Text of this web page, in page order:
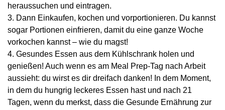
heraussuchen und eintragen.
Dann Einkaufen, kochen und vorportionieren. Du kannst
sogar Portionen einfrieren, damit du eine ganze Woche
vorkochen kannst – wie du magst!
Gesundes Essen aus dem Kühlschrank holen und
genießen! Auch wenn es am Meal Prep-Tag nach Arbeit
aussieht: du wirst es dir dreifach danken! In dem Moment,
in dem du hungrig leckeres Essen hast und nach 21
Tagen, wenn du merkst, dass die Gesunde Ernährung zur